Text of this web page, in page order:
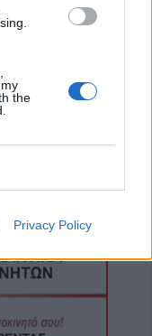
the
Privacy Policy
για
σε
του
της
και 95